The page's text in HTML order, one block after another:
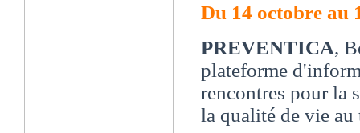
Du 14 octobre au
PREVENTICA,
plateforme
rencontres pour la
la qualité de vie